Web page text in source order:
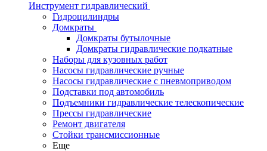
Инструмент гидравлический
Гидроцилиндры
Домкраты
Домкраты бутылочные
Домкраты гидравлические подкатные
Наборы для кузовных работ
Насосы гидравлические ручные
Насосы гидравлические с пневмоприводом
Подставки под автомобиль
Подъемники гидравлические телескопические
Прессы гидравлические
Ремонт двигателя
Стойки трансмиссионные
Еще